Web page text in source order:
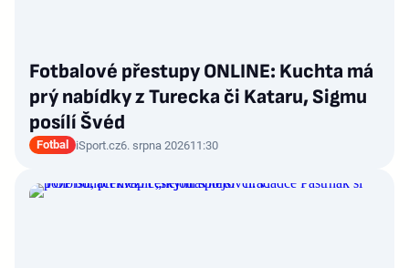
Fotbalové přestupy ONLINE: Kuchta má
prý nabídky z Turecka či Kataru, Sigmu
posílí Švéd
Fotbal iSport.cz6. srpna 202611:30